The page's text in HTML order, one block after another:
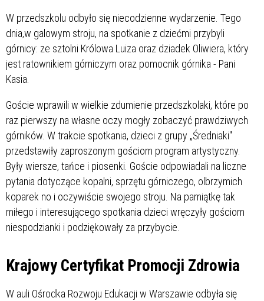
W przedszkolu odbyło się niecodzienne wydarzenie. Tego
dnia,w galowym stroju, na spotkanie z dziećmi przybyli
górnicy: ze sztolni Królowa Luiza oraz dziadek Oliwiera, który
jest ratownikiem górniczym oraz pomocnik górnika - Pani
Kasia.
Goście wprawili w wielkie zdumienie przedszkolaki, które po
raz pierwszy na własne oczy mogły zobaczyć prawdziwych
górników. W trakcie spotkania, dzieci z grupy „Średniaki"
przedstawiły zaproszonym gościom program artystyczny.
Były wiersze, tańce i piosenki. Goście odpowiadali na liczne
pytania dotyczące kopalni, sprzętu górniczego, olbrzymich
koparek no i oczywiście swojego stroju. Na pamiątkę tak
miłego i interesującego spotkania dzieci wręczyły gościom
niespodzianki i podziękowały za przybycie.
Krajowy Certyfikat Promocji Zdrowia
W auli Ośrodka Rozwoju Edukacji w Warszawie odbyła się